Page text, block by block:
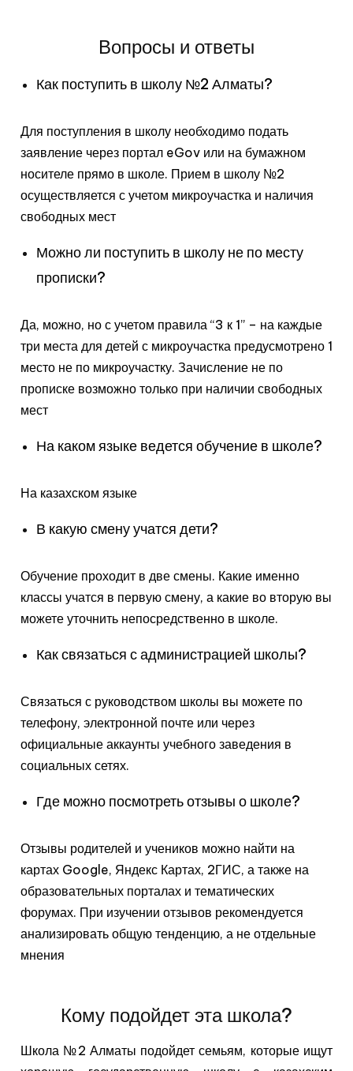
Вопросы и ответы
Как поступить в школу №2 Алматы?
Для поступления в школу необходимо подать
заявление через портал eGov или на бумажном
носителе прямо в школе. Прием в школу №2
осуществляется с учетом микроучастка и наличия
свободных мест
Можно ли поступить в школу не по месту
прописки?
Да, можно, но с учетом правила “3 к 1” – на каждые
три места для детей с микроучастка предусмотрено 1
место не по микроучастку. Зачисление не по
прописке возможно только при наличии свободных
мест
На каком языке ведется обучение в школе?
На казахском языке
В какую смену учатся дети?
Обучение проходит в две смены. Какие именно
классы учатся в первую смену, а какие во вторую вы
можете уточнить непосредственно в школе.
Как связаться с администрацией школы?
Связаться с руководством школы вы можете по
телефону, электронной почте или через
официальные аккаунты учебного заведения в
социальных сетях.
Где можно посмотреть отзывы о школе?
Отзывы родителей и учеников можно найти на
картах Google, Яндекс Картах, 2ГИС, а также на
образовательных порталах и тематических
форумах. При изучении отзывов рекомендуется
анализировать общую тенденцию, а не отдельные
мнения
Кому подойдет эта школа?
Школа №2 Алматы подойдет семьям, которые ищут